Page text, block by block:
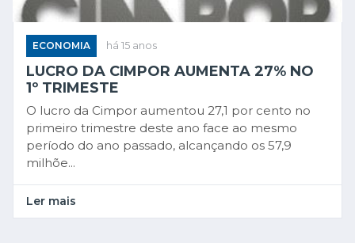
ECONOMIA há 15 anos
LUCRO DA CIMPOR AUMENTA 27% NO
1º TRIMESTE
O lucro da Cimpor aumentou 27,1 por cento no
primeiro trimestre deste ano face ao mesmo
período do ano passado, alcançando os 57,9
milhõe...
Ler mais